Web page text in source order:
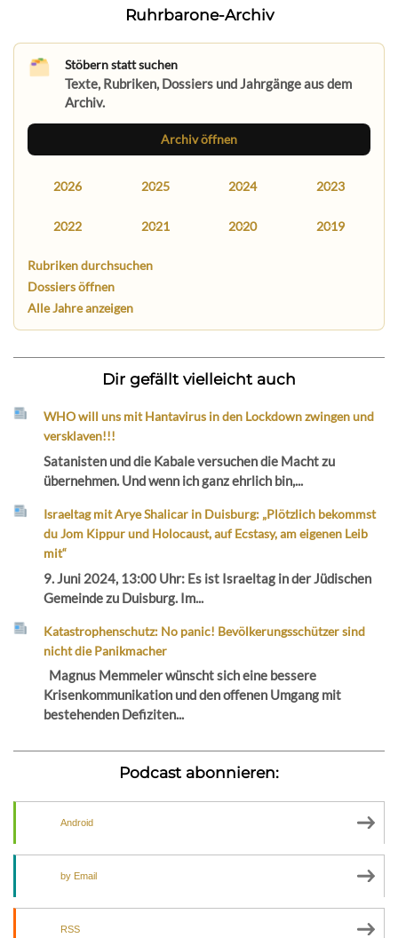
Ruhrbarone-Archiv
Stöbern statt suchen
Texte, Rubriken, Dossiers und Jahrgänge aus dem
Archiv.
Archiv öffnen
2026 2025 2024 2023
2022 2021 2020 2019
Rubriken durchsuchen
Dossiers öffnen
Alle Jahre anzeigen
Dir gefällt vielleicht auch
WHO will uns mit Hantavirus in den Lockdown zwingen und
versklaven!!!
Satanisten und die Kabale versuchen die Macht zu
übernehmen. Und wenn ich ganz ehrlich bin,...
Israeltag mit Arye Shalicar in Duisburg: „Plötzlich bekommst
du Jom Kippur und Holocaust, auf Ecstasy, am eigenen Leib
mit“
9. Juni 2024, 13:00 Uhr: Es ist Israeltag in der Jüdischen
Gemeinde zu Duisburg. Im...
Katastrophenschutz: No panic! Bevölkerungsschützer sind
nicht die Panikmacher
Magnus Memmeler wünscht sich eine bessere
Krisenkommunikation und den offenen Umgang mit
bestehenden Defiziten...
Podcast abonnieren:
Android
by Email
RSS